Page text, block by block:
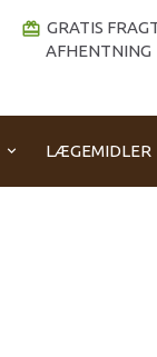
redeem GRATIS
AFHENTNING
LÆGEMIDLER